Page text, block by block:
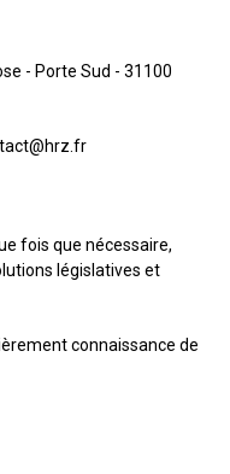
- Porte Sud - 31100
fois que nécessaire,
législatives et
connaissance de